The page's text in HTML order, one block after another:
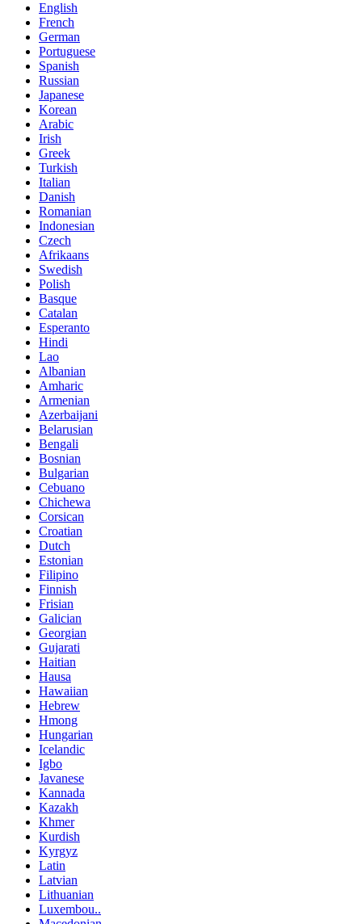
English
French
German
Portuguese
Spanish
Russian
Japanese
Korean
Arabic
Irish
Greek
Turkish
Italian
Danish
Romanian
Indonesian
Czech
Afrikaans
Swedish
Polish
Basque
Catalan
Esperanto
Hindi
Lao
Albanian
Amharic
Armenian
Azerbaijani
Belarusian
Bengali
Bosnian
Bulgarian
Cebuano
Chichewa
Corsican
Croatian
Dutch
Estonian
Filipino
Finnish
Frisian
Galician
Georgian
Gujarati
Haitian
Hausa
Hawaiian
Hebrew
Hmong
Hungarian
Icelandic
Igbo
Javanese
Kannada
Kazakh
Khmer
Kurdish
Kyrgyz
Latin
Latvian
Lithuanian
Luxembou..